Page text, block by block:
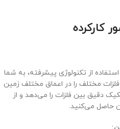
۱۶ سنسور با استفاده از تکنولوژی پیشرفته، به شما
مختلف را در اعماق مختلف زمین
دقیق بین فلزات را می‌دهد و از
حاصل می‌کنید.